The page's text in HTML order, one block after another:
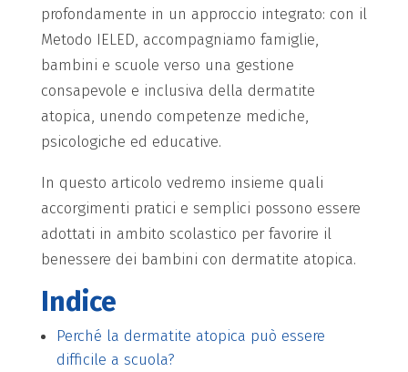
profondamente in un approccio integrato: con il
Metodo IELED, accompagniamo famiglie,
bambini e scuole verso una gestione
consapevole e inclusiva della dermatite
atopica, unendo competenze mediche,
psicologiche ed educative.
In questo articolo vedremo insieme quali
accorgimenti pratici e semplici possono essere
adottati in ambito scolastico per favorire il
benessere dei bambini con dermatite atopica.
Indice
Perché la dermatite atopica può essere
difficile a scuola?